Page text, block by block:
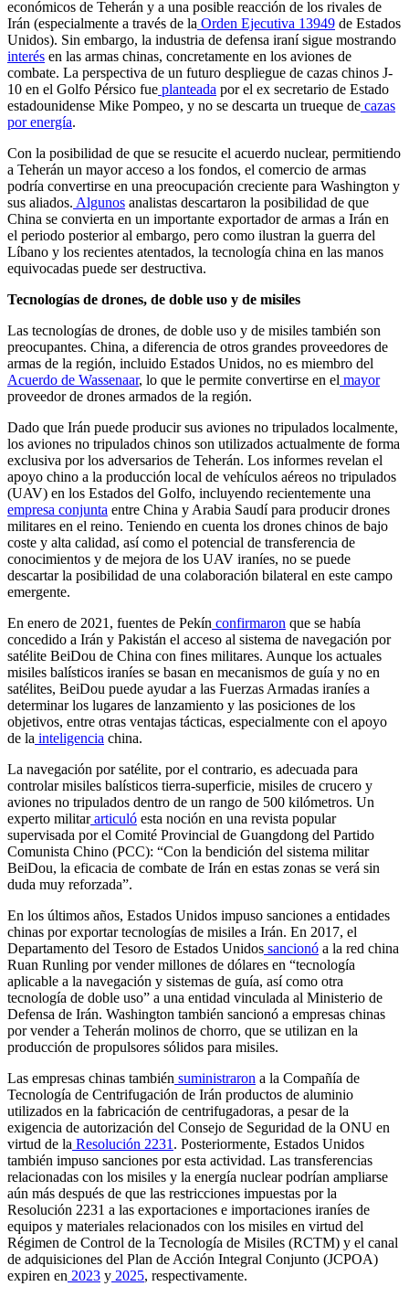
económicos de Teherán y a una posible reacción de los rivales de
Irán (especialmente a través de la Orden Ejecutiva 13949 de Estados
Unidos). Sin embargo, la industria de defensa iraní sigue mostrando
interés en las armas chinas, concretamente en los aviones de
combate. La perspectiva de un futuro despliegue de cazas chinos J-
10 en el Golfo Pérsico fue planteada por el ex secretario de Estado
estadounidense Mike Pompeo, y no se descarta un trueque de cazas
por energía.
Con la posibilidad de que se resucite el acuerdo nuclear, permitiendo
a Teherán un mayor acceso a los fondos, el comercio de armas
podría convertirse en una preocupación creciente para Washington y
sus aliados. Algunos analistas descartaron la posibilidad de que
China se convierta en un importante exportador de armas a Irán en
el periodo posterior al embargo, pero como ilustran la guerra del
Líbano y los recientes atentados, la tecnología china en las manos
equivocadas puede ser destructiva.
Tecnologías de drones, de doble uso y de misiles
Las tecnologías de drones, de doble uso y de misiles también son
preocupantes. China, a diferencia de otros grandes proveedores de
armas de la región, incluido Estados Unidos, no es miembro del
Acuerdo de Wassenaar, lo que le permite convertirse en el mayor
proveedor de drones armados de la región.
Dado que Irán puede producir sus aviones no tripulados localmente,
los aviones no tripulados chinos son utilizados actualmente de forma
exclusiva por los adversarios de Teherán. Los informes revelan el
apoyo chino a la producción local de vehículos aéreos no tripulados
(UAV) en los Estados del Golfo, incluyendo recientemente una
empresa conjunta entre China y Arabia Saudí para producir drones
militares en el reino. Teniendo en cuenta los drones chinos de bajo
coste y alta calidad, así como el potencial de transferencia de
conocimientos y de mejora de los UAV iraníes, no se puede
descartar la posibilidad de una colaboración bilateral en este campo
emergente.
En enero de 2021, fuentes de Pekín confirmaron que se había
concedido a Irán y Pakistán el acceso al sistema de navegación por
satélite BeiDou de China con fines militares. Aunque los actuales
misiles balísticos iraníes se basan en mecanismos de guía y no en
satélites, BeiDou puede ayudar a las Fuerzas Armadas iraníes a
determinar los lugares de lanzamiento y las posiciones de los
objetivos, entre otras ventajas tácticas, especialmente con el apoyo
de la inteligencia china.
La navegación por satélite, por el contrario, es adecuada para
controlar misiles balísticos tierra-superficie, misiles de crucero y
aviones no tripulados dentro de un rango de 500 kilómetros. Un
experto militararticuló esta noción en una revista popular
supervisada por el Comité Provincial de Guangdong del Partido
Comunista Chino (PCC): “Con la bendición del sistema militar
BeiDou, la eficacia de combate de Irán en estas zonas se verá sin
duda muy reforzada”.
En los últimos años, Estados Unidos impuso sanciones a entidades
chinas por exportar tecnologías de misiles a Irán. En 2017, el
Departamento del Tesoro de Estados Unidos sancionó a la red china
Ruan Runling por vender millones de dólares en “tecnología
aplicable a la navegación y sistemas de guía, así como otra
tecnología de doble uso” a una entidad vinculada al Ministerio de
Defensa de Irán. Washington también sancionó a empresas chinas
por vender a Teherán molinos de chorro, que se utilizan en la
producción de propulsores sólidos para misiles.
Las empresas chinas también suministraron a la Compañía de
Tecnología de Centrifugación de Irán productos de aluminio
utilizados en la fabricación de centrifugadoras, a pesar de la
exigencia de autorización del Consejo de Seguridad de la ONU en
virtud de la Resolución 2231 . Posteriormente, Estados Unidos
también impuso sanciones por esta actividad. Las transferencias
relacionadas con los misiles y la energía nuclear podrían ampliarse
aún más después de que las restricciones impuestas por la
Resolución 2231 a las exportaciones e importaciones iraníes de
equipos y materiales relacionados con los misiles en virtud del
Régimen de Control de la Tecnología de Misiles (RCTM) y el canal
de adquisiciones del Plan de Acción Integral Conjunto (JCPOA)
expiren en 2023 y 2025, respectivamente.